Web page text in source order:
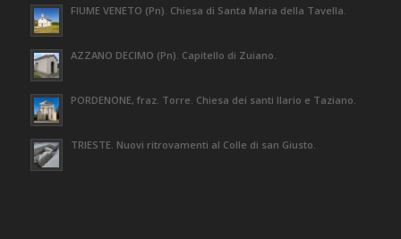
FIUME VENETO (Pn). Chiesa di Santa Maria della Tavella.
AZZANO DECIMO (Pn). Capitello di Zuiano.
PORDENONE, fraz. Torre. Chiesa dei santi Ilario e Taziano.
TRIESTE. Nuovi ritrovamenti al Colle di san Giusto.